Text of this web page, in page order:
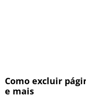
Como excluir
e mais